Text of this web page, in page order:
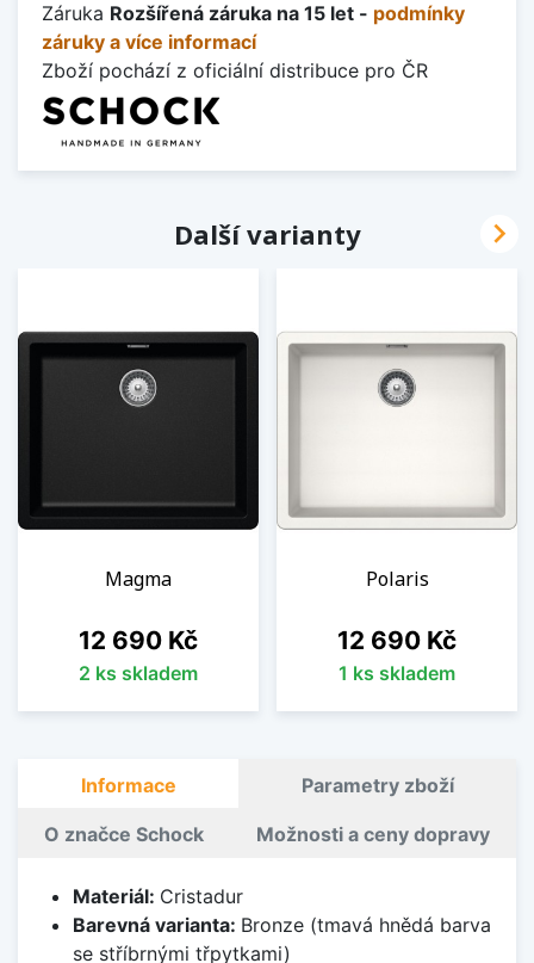
Záruka Rozšířená záruka na 15 let - podmínky
záruky a více informací
Zboží pochází z oficiální distribuce pro ČR
Další varianty
Magma
Cena
12 690 Kč
2 ks skladem
Polaris
Cena
12 690 Kč
1 ks skladem

Informace Parametry zboží
O značce Schock Možnosti a ceny dopravy
Materiál: Cristadur
Barevná varianta: Bronze (tmavá hnědá barva
se stříbrnými třpytkami)